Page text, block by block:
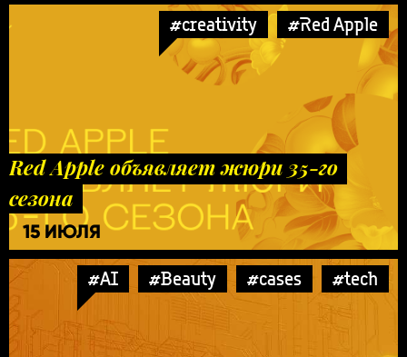
#creativity #Red Apple
Red Apple объявляет жюри 35-го
сезона
15 ИЮЛЯ
#AI #Beauty #cases #tech